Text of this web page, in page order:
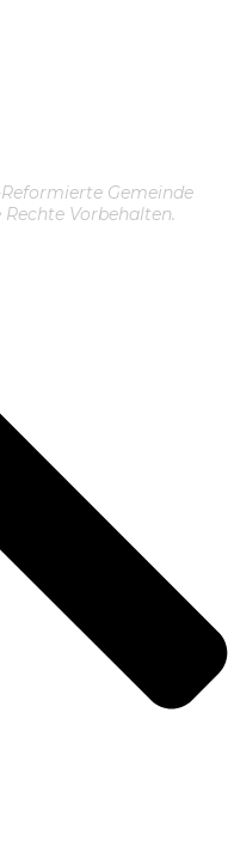
Gemeinde
Vorbehalten.